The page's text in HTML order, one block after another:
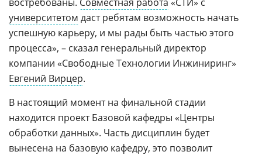
университетом даст ребятам возможность начать
успешную карьеру, и мы рады быть частью этого
процесса», – сказал генеральный директор
компании «Свободные Технологии Инжиниринг»
Евгений Вирцер.
В настоящий момент на финальной стадии
находится проект Базовой кафедры «Центры
обработки данных». Часть дисциплин будет
вынесена на базовую кафедру, это позволит